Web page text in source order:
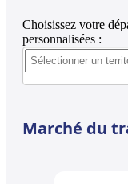
Choisissez votre
personnalisées :
Marché du